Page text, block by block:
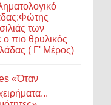
των
πιο θρυλικός
( Γ' Μέρος)
«Όταν